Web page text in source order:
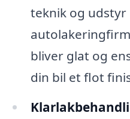
teknik og udstyr
bliver glat og
din bil et flot